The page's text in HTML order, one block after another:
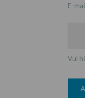
E-
Vul